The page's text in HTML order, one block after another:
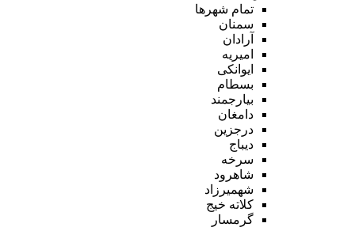
تمام شهر‌ها
سمنان
آرادان
امیریه
ایوانکی
بسطام
بیارجمند
دامغان
درجزین
دیباج
سرخه
شاهرود
شهمیرزاد
کلاته خیج
گرمسار